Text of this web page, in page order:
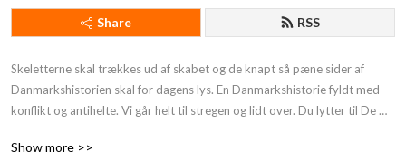
Share RSS
Skeletterne skal trækkes ud af skabet og de knapt så pæne sider af
Danmarkshistorien skal for dagens lys. En Danmarkshistorie fyldt med
konflikt og antihelte. Vi går helt til stregen og lidt over. Du lytter til De
din podcast:https: //deroedefjer.10er.app/
Show more >>